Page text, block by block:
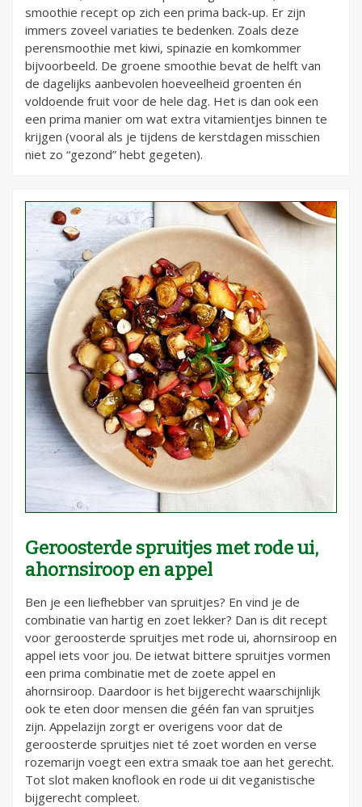
smoothie recept op zich een prima back-up. Er zijn
immers zoveel variaties te bedenken. Zoals deze
perensmoothie met kiwi, spinazie en komkommer
bijvoorbeeld. De groene smoothie bevat de helft van
de dagelijks aanbevolen hoeveelheid groenten én
voldoende fruit voor de hele dag. Het is dan ook een
een prima manier om wat extra vitamientjes binnen te
krijgen (vooral als je tijdens de kerstdagen misschien
niet zo “gezond” hebt gegeten).
Geroosterde spruitjes met rode ui,
ahornsiroop en appel
Ben je een liefhebber van spruitjes? En vind je de
combinatie van hartig en zoet lekker? Dan is dit recept
voor geroosterde spruitjes met rode ui, ahornsiroop en
appel iets voor jou. De ietwat bittere spruitjes vormen
een prima combinatie met de zoete appel en
ahornsiroop. Daardoor is het bijgerecht waarschijnlijk
ook te eten door mensen die géén fan van spruitjes
zijn. Appelazijn zorgt er overigens voor dat de
geroosterde spruitjes niet té zoet worden en verse
rozemarijn voegt een extra smaak toe aan het gerecht.
Tot slot maken knoflook en rode ui dit veganistische
bijgerecht compleet.